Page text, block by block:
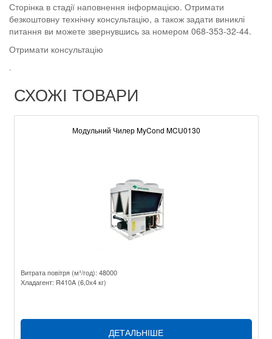
Сторінка в стадії наповнення інформацією. Отримати
безкоштовну технічну консультацію, а також задати виниклі
питання ви можете звернувшись за номером 068-353-32-44.
Отримати консультацію
.
СХОЖІ ТОВАРИ
Модульний Чилер MyCond MCU0130
Витрата повітря (м³/год): 48000
Хладагент: R410A (6,0х4 кг)
ДЕТАЛЬНІШЕ